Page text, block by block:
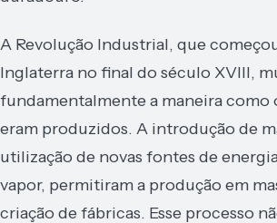
A Revolução Industrial, que
Inglaterra no final do século XVIII,
fundamentalmente a maneira como
eram produzidos. A introdução de
utilização de novas fontes de
vapor, permitiram a produção em
criação de fábricas. Esse processo